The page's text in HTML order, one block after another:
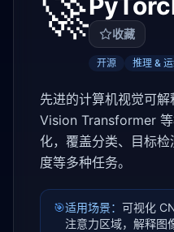
🚀 收藏
开源 推理 &
先进的计算机视觉可解
Vision Transformer
化，覆盖分类、目标
度等多种任务。
🎯适用场景： 可视化
注意力区域，解释图